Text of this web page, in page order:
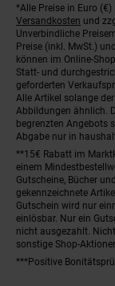
Fußnoten
*Alle Preise in Euro
Versandkosten und
Unverbindliche
Preise (inkl. MwSt.)
können im Online-
Statt- und
geforderten
Alle Artikel solange
Abbildungen ähnlich.
begrenzten Angebots
Abgabe nur in
**15€ Rabatt im
einem
Gutscheine, Bücher
gekennzeichnete
Gutschein wird nur
einlösbar. Nur ein
nicht ausgezahlt.
sonstige Shop-
***Positive